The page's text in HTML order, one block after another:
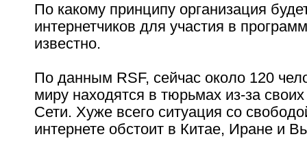
По какому принципу организация
интернетчиков для участия в
известно.
По данным RSF, сейчас около 120
миру находятся в тюрьмах из-за
Сети. Хуже всего ситуация со
интернете обстоит в Китае, Иране и